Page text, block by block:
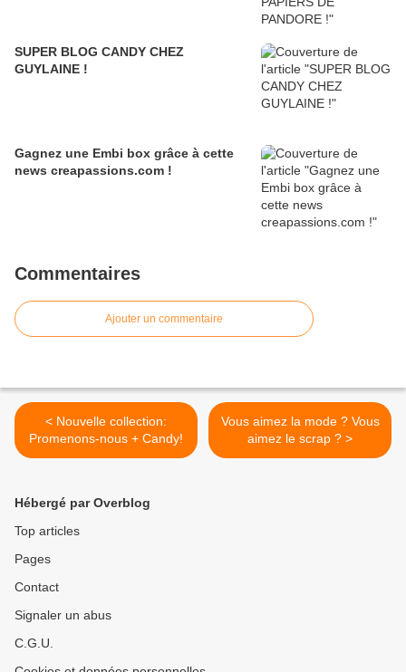
SUPER BLOG CANDY CHEZ
GUYLAINE !
Gagnez une Embi box grâce à cette
news creapassions.com !
Commentaires
Ajouter un commentaire
< Nouvelle collection:
Promenons-nous + Candy!
Vous aimez la mode ? Vous
aimez le scrap ? >
Hébergé par Overblog
Top articles
Pages
Contact
Signaler un abus
C.G.U.